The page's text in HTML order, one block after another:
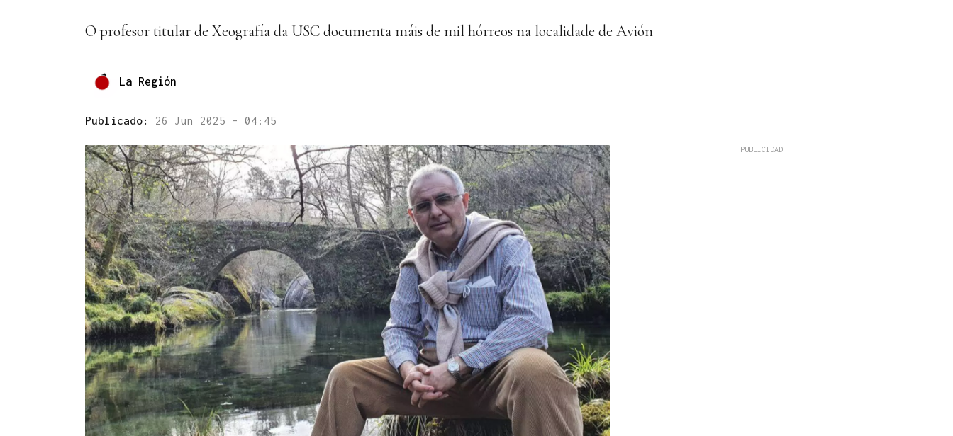
O profesor titular de Xeografía da USC documenta máis de mil hórreos na localidade de Avión
La Región
Publicado: 26 Jun 2025 - 04:45